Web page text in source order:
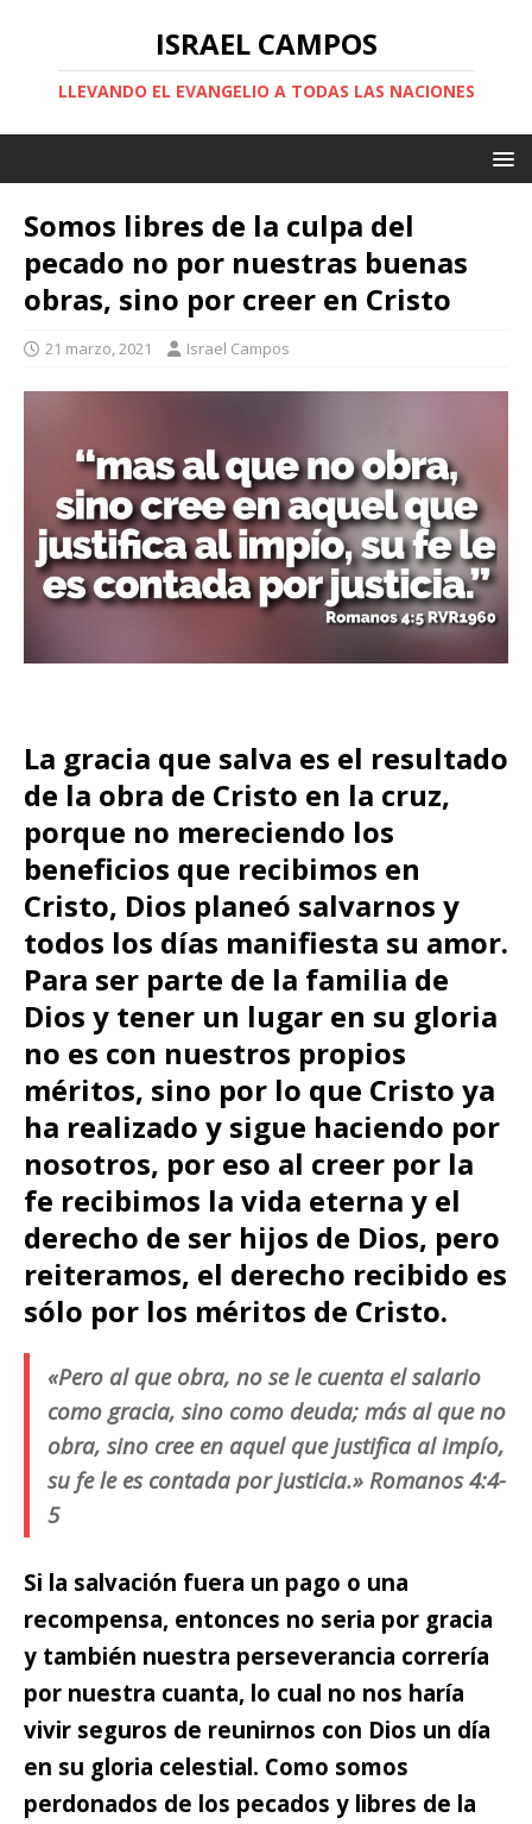
ISRAEL CAMPOS
LLEVANDO EL EVANGELIO A TODAS LAS NACIONES
Somos libres de la culpa del
pecado no por nuestras buenas
obras, sino por creer en Cristo
21 marzo, 2021 Israel Campos
La gracia que salva es el resultado
de la obra de Cristo en la cruz,
porque no mereciendo los
beneficios que recibimos en
Cristo, Dios planeó salvarnos y
todos los días manifiesta su amor.
Para ser parte de la familia de
Dios y tener un lugar en su gloria
no es con nuestros propios
méritos, sino por lo que Cristo ya
ha realizado y sigue haciendo por
nosotros, por eso al creer por la
fe recibimos la vida eterna y el
derecho de ser hijos de Dios, pero
reiteramos, el derecho recibido es
sólo por los méritos de Cristo.
«Pero al que obra, no se le cuenta el salario
como gracia, sino como deuda; más al que no
obra, sino cree en aquel que justifica al impío,
su fe le es contada por justicia.» Romanos 4:4-
5
Si la salvación fuera un pago o una
recompensa, entonces no seria por gracia
y también nuestra perseverancia correría
por nuestra cuanta, lo cual no nos haría
vivir seguros de reunirnos con Dios un día
en su gloria celestial. Como somos
perdonados de los pecados y libres de la